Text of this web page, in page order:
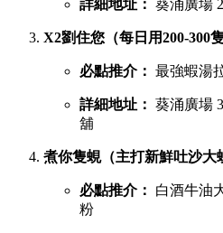
詳細地址： 葵涌廣場
X2劉住您（每日用200-300
必點推介： 最強蝦湯
詳細地址： 葵涌廣場
舖
煮你隻蜆（主打新鮮吐沙大
必點推介：
白酒牛油
粉